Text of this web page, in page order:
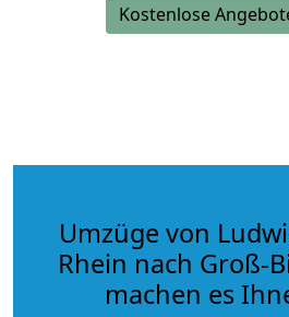
Kostenlose
Umzüge von
Rhein nach Groß-
machen es